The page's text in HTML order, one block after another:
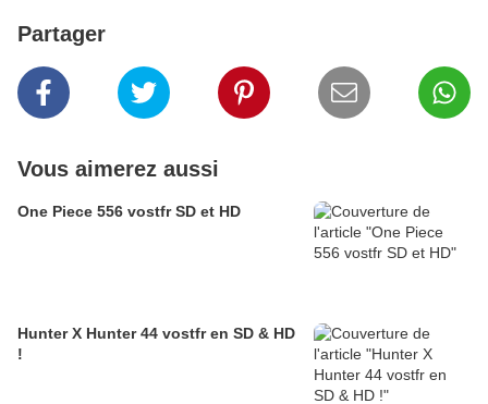
Partager
Vous aimerez aussi
One Piece 556 vostfr SD et HD
Hunter X Hunter 44 vostfr en SD & HD
!